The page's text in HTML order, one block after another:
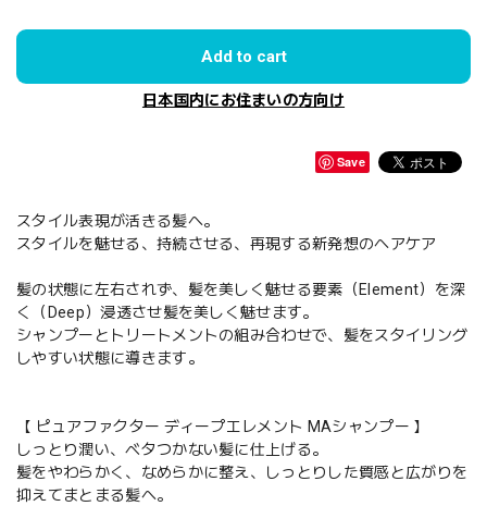
Add to cart
日本国内にお住まいの方向け
Save
スタイル表現が活きる髪へ。
スタイルを魅せる、持続させる、再現する新発想のヘアケア
髪の状態に左右されず、髪を美しく魅せる要素（Element）を深
く（Deep）浸透させ髪を美しく魅せます。
シャンプーとトリートメントの組み合わせで、髪をスタイリング
しやすい状態に導きます。
【 ピュアファクター ディープエレメント MAシャンプー 】
しっとり潤い、ベタつかない髪に仕上げる。
髪をやわらかく、なめらかに整え、しっとりした質感と広がりを
抑えてまとまる髪へ。